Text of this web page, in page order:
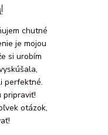
chutné
je mojou
si urobím
perfektné.
pripraviť!
otázok,